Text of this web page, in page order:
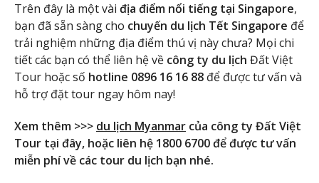
Trên đây là một vài địa điểm nổi tiếng tại Singapore,
bạn đã sẵn sàng cho chuyến du lịch Tết Singapore để
trải nghiệm những địa điểm thú vị này chưa? Mọi chi
tiết các bạn có thể liên hệ về công ty du lịch Đất Việt
Tour hoặc số hotline 0896 16 16 88 để được tư vấn và
hỗ trợ đặt tour ngay hôm nay!
Xem thêm >>> du lịch Myanmar của công ty Đất Việt
Tour tại đây, hoặc liên hệ 1800 6700 để được tư vấn
miễn phí về các tour du lịch bạn nhé.